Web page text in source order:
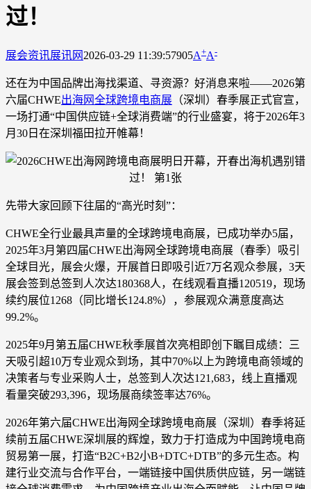
过！
展会资讯展讯网 2026-03-29 11:39:57905A+A-
还在为中国品牌出海找渠道、寻资源？好消息来啦——2026第
六届CHWE出海网全球跨境电商展 （深圳）春季展正式官宣，
一场打通“中国供应链+全球消费端”的行业盛宴，将于2026年3
月30日在深圳福田拉开帷幕！
先带大家回顾下往届的“高光时刻”：
CHWE全行业最具声量的全球跨境电商展，已成功举办5届，
2025年3月第四届CHWE出海网全球跨境电商展（春季）吸引
全球目光，展会火爆，开展首日即吸引近7万名观众参展，3天
展会签到总签到人次达180368人，在线观看直播120519，现场
续约展位1268（同比增长124.8%），参展观众满意度高达
99.2%。
2025年9月第五届CHWE秋季展首次亮相即创下瞩目成绩：三
天吸引超10万专业观众到场，其中70%以上为跨境电商领域的
决策者与专业采购人士，总签到人次达121,683，线上直播观
看量突破293,396，现场展商续签率达76%。
2026年第六届CHWE出海网全球跨境电商展（深圳）春季将延
续前五届CHWE深圳展的辉煌，致力于打造成为中国跨境电商
贸易第一展，打造“B2C+B2小B+DTC+DTB”的多元生态。构
建行业交流与合作平台，一端链接中国供质供应链，另一端链